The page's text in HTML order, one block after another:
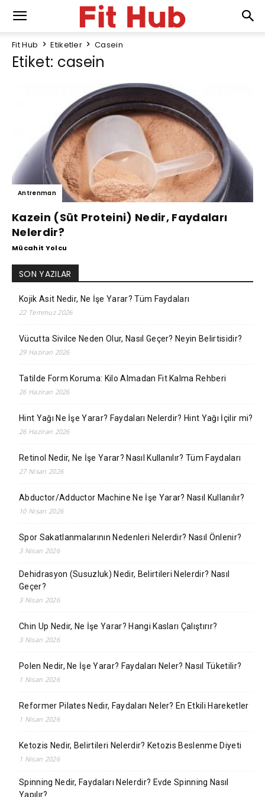
Fit Hub Etiketler Casein
Etiket: casein
Antrenman
Kazein (Süt Proteini) Nedir, Faydaları
Nelerdir?
Mücahit Yolcu
SON YAZILAR
Kojik Asit Nedir, Ne İşe Yarar? Tüm Faydaları
22 Temmuz 2026
Vücutta Sivilce Neden Olur, Nasıl Geçer? Neyin Belirtisidir?
29 Haziran 2026
Tatilde Form Koruma: Kilo Almadan Fit Kalma Rehberi
26 Haziran 2026
Hint Yağı Ne İşe Yarar? Faydaları Nelerdir? Hint Yağı İçilir mi?
26 Haziran 2026
Retinol Nedir, Ne İşe Yarar? Nasıl Kullanılır? Tüm Faydaları
27 Nisan 2026
Abductor/Adductor Machine Ne İşe Yarar? Nasıl Kullanılır?
10 Nisan 2026
Spor Sakatlanmalarının Nedenleri Nelerdir? Nasıl Önlenir?
3 Nisan 2026
Dehidrasyon (Susuzluk) Nedir, Belirtileri Nelerdir? Nasıl
Geçer?
3 Nisan 2026
Chin Up Nedir, Ne İşe Yarar? Hangi Kasları Çalıştırır?
3 Nisan 2026
Polen Nedir, Ne İşe Yarar? Faydaları Neler? Nasıl Tüketilir?
1 Nisan 2026
Reformer Pilates Nedir, Faydaları Neler? En Etkili Hareketler
1 Nisan 2026
Ketozis Nedir, Belirtileri Nelerdir? Ketozis Beslenme Diyeti
1 Nisan 2026
Spinning Nedir, Faydaları Nelerdir? Evde Spinning Nasıl
Yapılır?